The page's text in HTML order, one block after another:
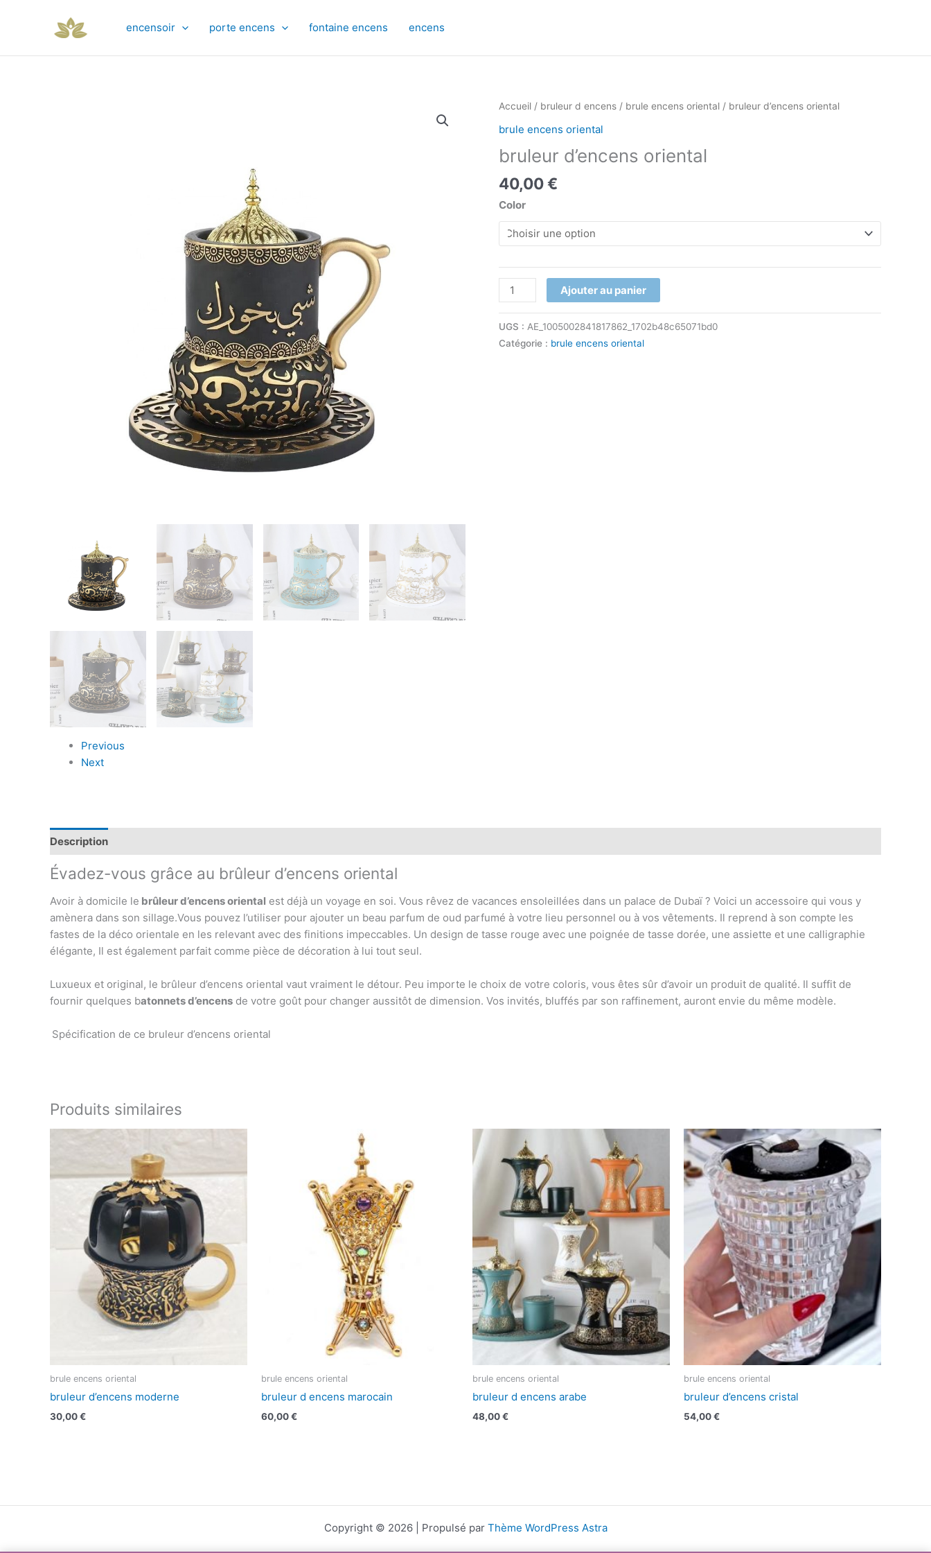
encensoir porte encens fontaine encens encens
Previous
Next
Accueil / bruleur d encens / brule encens oriental / bruleur d’encens oriental
brule encens oriental
bruleur d’encens oriental
40,00€
Color
quantité
bruleur
d'encens
Ajouter au panier
UGS : AE_1005002841817862_1702b48c65071bd0
Catégorie : brule encens oriental
Description
Évadez-vous grâce au brûleur d’encens oriental
Avoir à domicile le brûleur d’encens oriental est déjà un voyage en soi. Vous rêvez de vacances ensoleillées dans un palace de Dubaï ? Voici un accessoire qui vous y
amènera dans son sillage.Vous pouvez l’utiliser pour ajouter un beau parfum de oud parfumé à votre lieu personnel ou à vos vêtements. Il reprend à son compte les
fastes de la déco orientale en les relevant avec des finitions impeccables. Un design de tasse rouge avec une poignée de tasse dorée, une assiette et une calligraphie
élégante, Il est également parfait comme pièce de décoration à lui tout seul.
Luxueux et original, le brûleur d’encens oriental vaut vraiment le détour. Peu importe le choix de votre coloris, vous êtes sûr d’avoir un produit de qualité. Il suffit de
fournir quelques batonnets d’encens de votre goût pour changer aussitôt de dimension. Vos invités, bluffés par son raffinement, auront envie du même modèle.
Spécification de ce bruleur d’encens oriental
Produits similaires
brule encens oriental
bruleur d’encens moderne
30,00€
brule encens oriental
bruleur d encens marocain
60,00€
brule encens oriental
bruleur d encens arabe
48,00€
brule encens oriental
bruleur d’encens cristal
54,00€
Copyright © 2026 | Propulsé par Thème WordPress Astra